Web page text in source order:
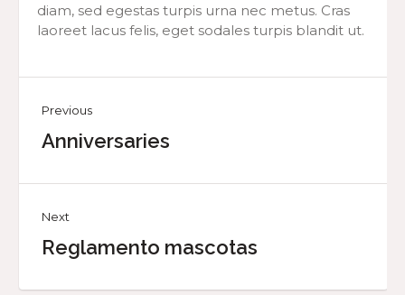
diam, sed egestas turpis urna nec metus. Cras
laoreet lacus felis, eget sodales turpis blandit ut.
Previous
Anniversaries
Next
Reglamento mascotas